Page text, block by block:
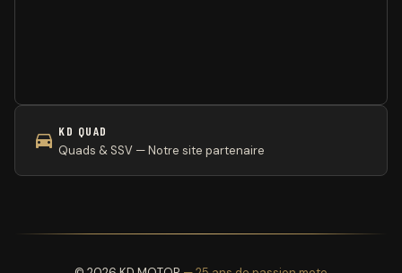
KD QUAD
Quads & SSV — Notre site partenaire